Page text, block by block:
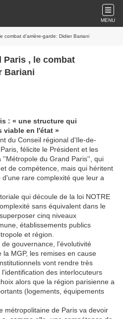
MENU
combat d'arrière-garde: Didier Bariani
Paris , le combat
Bariani
: « une structure qui
viable en l'état »
du Conseil régional d'Ile-de-
félicite le Président et les
''Métropole du Grand Paris'', qui
de compétence, mais qui héritent
rare complexité que leur a
qui découle de la loi NOTRE
sans équivalent dans le
cinq niveaux
établissements publics
et région.
gouvernance, l'évolutivité
MGP, les remises en cause
vont rendre très
des interlocuteurs
alors que la région parisienne a
(logements, équipements
métropolitaine de Paris va devoir